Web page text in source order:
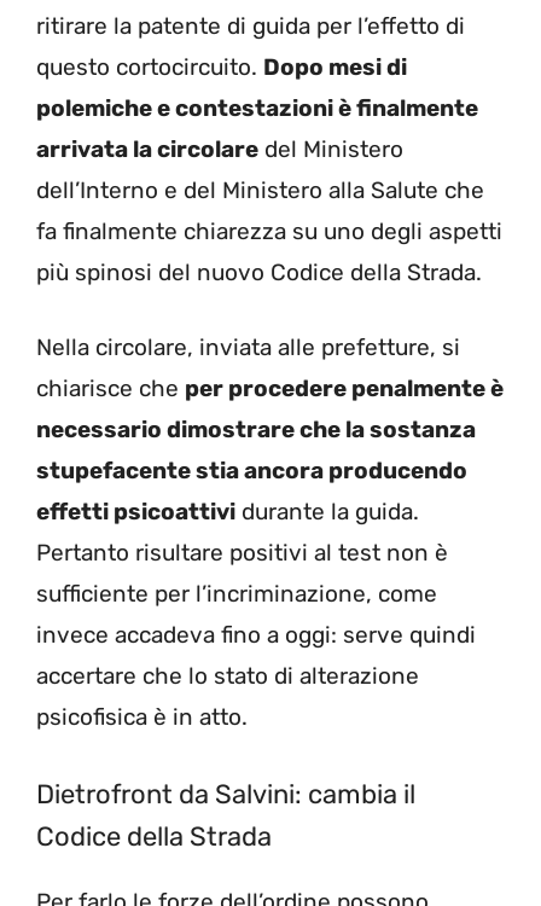
ritirare la patente di guida per l’effetto di
questo cortocircuito. Dopo mesi di
polemiche e contestazioni è finalmente
arrivata la circolare del Ministero
dell’Interno e del Ministero alla Salute che
fa finalmente chiarezza su uno degli aspetti
più spinosi del nuovo Codice della Strada.
Nella circolare, inviata alle prefetture, si
chiarisce che per procedere penalmente è
necessario dimostrare che la sostanza
stupefacente stia ancora producendo
effetti psicoattivi durante la guida.
Pertanto risultare positivi al test non è
sufficiente per l’incriminazione, come
invece accadeva fino a oggi: serve quindi
accertare che lo stato di alterazione
psicofisica è in atto.
Dietrofront da Salvini: cambia il
Codice della Strada